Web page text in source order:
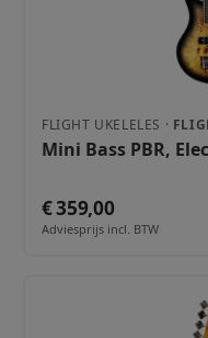
FLIGHT UKELELES ·
Mini Bass PBR,
€ 359,00
Adviesprijs incl. BTW